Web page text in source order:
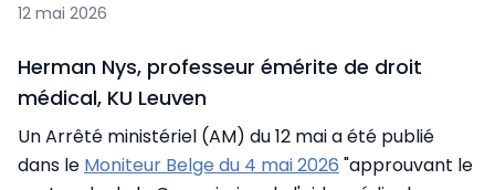
12 mai 2026
Herman Nys, professeur émérite de droit
médical, KU Leuven
Un Arrêté ministériel (AM) du 12 mai a été publié
dans le Moniteur Belge du 4 mai 2026 "approuvant le